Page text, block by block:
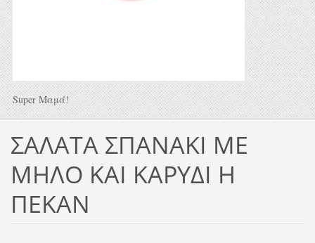
Super Μαμά!
ΣΑΛΑΤΑ ΣΠΑΝΑΚΙ ΜΕ
ΜΗΛΟ ΚΑΙ ΚΑΡΥΔΙ Η
ΠΕΚΑΝ